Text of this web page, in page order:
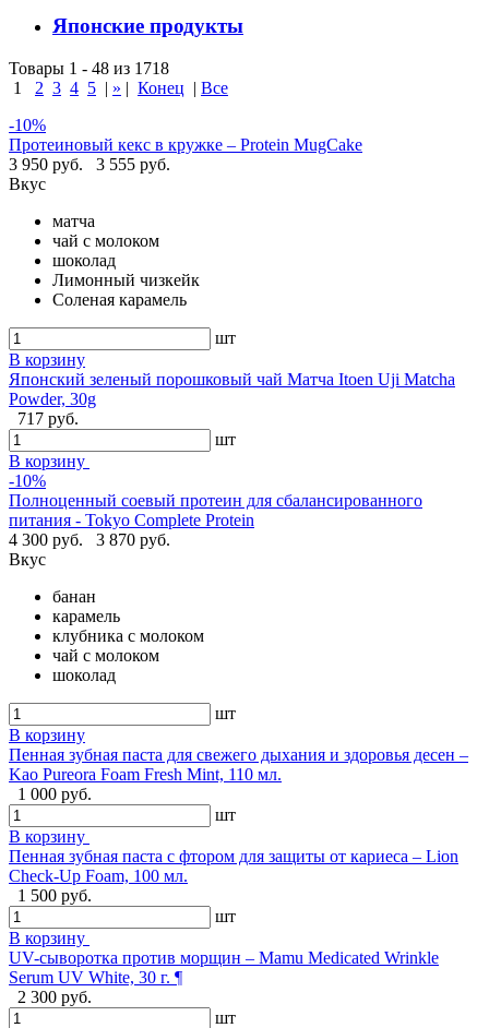
Японские продукты
Товары 1 - 48 из 1718
1
2 3 4 5 | » | Конец | Все
-10%
Протеиновый кекс в кружке – Protein MugCake
3 950 руб.
3 555 руб.
Вкус
матча
чай с молоком
шоколад
Лимонный чизкейк
Соленая карамель
шт
В корзину
Японский зеленый порошковый чай Матча Itoen Uji Matcha
Powder, 30g
717 руб.
шт
В корзину
-10%
Полноценный соевый протеин для сбалансированного
питания - Tokyo Complete Protein
4 300 руб.
3 870 руб.
Вкус
банан
карамель
клубника с молоком
чай с молоком
шоколад
шт
В корзину
Пенная зубная паста для свежего дыхания и здоровья десен –
Kao Pureora Foam Fresh Mint, 110 мл.
1 000 руб.
шт
В корзину
Пенная зубная паста с фтором для защиты от кариеса – Lion
Check-Up Foam, 100 мл.
1 500 руб.
шт
В корзину
UV-сыворотка против морщин – Mamu Medicated Wrinkle
Serum UV White, 30 г. ¶
2 300 руб.
шт